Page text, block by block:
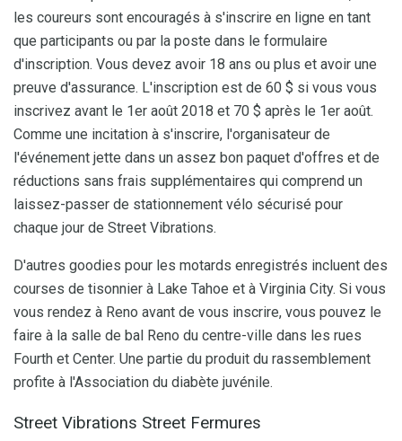
les coureurs sont encouragés à s'inscrire en ligne en tant
que participants ou par la poste dans le formulaire
d'inscription. Vous devez avoir 18 ans ou plus et avoir une
preuve d'assurance. L'inscription est de 60 $ si vous vous
inscrivez avant le 1er août 2018 et 70 $ après le 1er août.
Comme une incitation à s'inscrire, l'organisateur de
l'événement jette dans un assez bon paquet d'offres et de
réductions sans frais supplémentaires qui comprend un
laissez-passer de stationnement vélo sécurisé pour
chaque jour de Street Vibrations.
D'autres goodies pour les motards enregistrés incluent des
courses de tisonnier à Lake Tahoe et à Virginia City. Si vous
vous rendez à Reno avant de vous inscrire, vous pouvez le
faire à la salle de bal Reno du centre-ville dans les rues
Fourth et Center. Une partie du produit du rassemblement
profite à l'Association du diabète juvénile.
Street Vibrations Street Fermures